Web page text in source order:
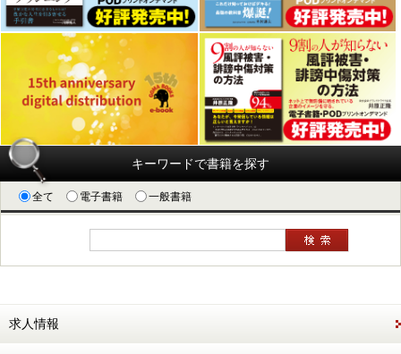
キーワードで書籍を探す
全て 電子書籍 一般書籍
求人情報